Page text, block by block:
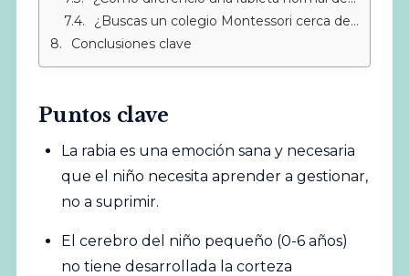
¿Buscas un colegio Montessori cerca de Sotogrande?
Conclusiones clave
Puntos clave
La rabia es una emoción sana y necesaria
que el niño necesita aprender a gestionar,
no a suprimir.
El cerebro del niño pequeño (0-6 años)
no tiene desarrollada la corteza